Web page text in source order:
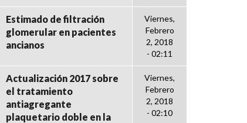
Estimado de filtración
glomerular en pacientes
ancianos
Viernes,
Febrero
2, 2018
- 02:11
Actualización 2017 sobre
el tratamiento
antiagregante
plaquetario doble en la
Viernes,
Febrero
2, 2018
- 02:10